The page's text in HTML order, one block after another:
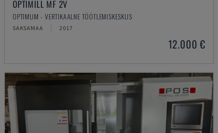
OPTIMILL MF 2V
OPTIMUM - VERTIKAALNE TÖÖTLEMISKESKUS
SAKSAMAA 2017
12.000 €